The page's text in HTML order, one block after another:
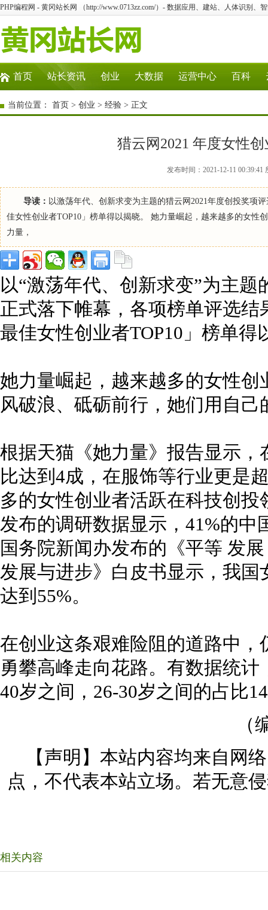
PHP编程网 - 黄冈站长网 （http://www.0713zz.com/）- 数据应用、建站、人体识别、
首页 站长资讯 创业 大数据 运营中心 百科
当前位置： 首页 > 创业 > 经验 > 正文
猎云网2021 年度女性
发布时间：2021-12-11
导读： 以激荡年代、创新求变为主题的猎云网2021年度创投奖项
佳女性创业者TOP10」榜单得以揭晓。 她力量崛起，越来越多的女
力量，
以“激荡年代、创新求变”为主
正式落下帷幕，各项榜单评选
最佳女性创业者TOP10」榜单得
她力量崛起，越来越多的女性
风破浪、砥砺前行，她们用自
根据天猫《她力量》报告显示
比达到4成，在服饰等行业更是
多的女性创业者活跃在科技创
发布的调研数据显示，41%的
国务院新闻办发布的《平等 发
发展与进步》白皮书显示，我
达到55%。
在创业这条艰难险阻的道路中
勇攀高峰走向花路。有数据统
40岁之间，26-30岁之间的占比
（
【声明】本站内容均来自网
点，不代表本站立场。若无意
相关内容